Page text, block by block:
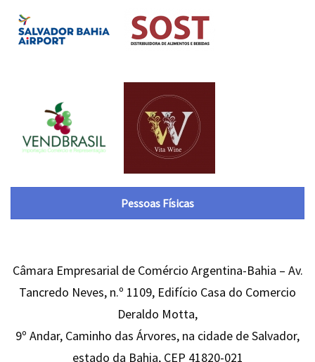
Pessoas Físicas
Câmara Empresarial de Comércio Argentina-Bahia – Av.
Tancredo Neves, n.º 1109, Edifício Casa do Comercio
Deraldo Motta,
9º Andar, Caminho das Árvores, na cidade de Salvador,
estado da Bahia, CEP 41820-021